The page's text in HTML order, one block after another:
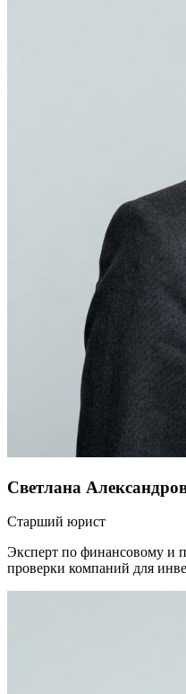
Светлана
Старший юрист
Эксперт по финансовому и
проверки компаний для